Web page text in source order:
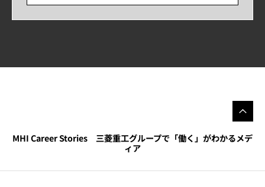
MHI Career Stories 三菱重工グループで「働く」がわかるメデ
ィア